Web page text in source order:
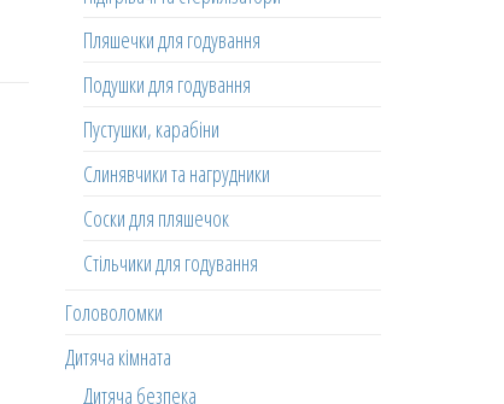
Пляшечки для годування
Подушки для годування
Пустушки, карабіни
Слинявчики та нагрудники
Соски для пляшечок
Стільчики для годування
Головоломки
Дитяча кімната
Дитяча безпека